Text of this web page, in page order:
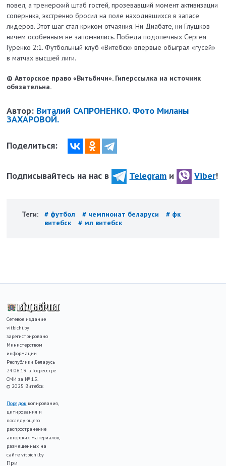
повел, а тренерский штаб гостей, прозевавший момент активизации
соперника, экстренно бросил на поле находившихся в запасе
лидеров. Этот шаг стал криком отчаяния. Ни Диабате, ни Глушков
ничем особенным не запомнились. Победа подопечных Сергея
Гуренко 2:1. Футбольный клуб «Витебск» впервые обыграл «гусей»
в матчах высшей лиги.
© Авторское право «Витьбичи». Гиперссылка на источник
обязательна.
Автор: Виталий САПРОНЕНКО. Фото Миланы
ЗАХАРОВОЙ.
Поделиться:
Подписывайтесь на нас в Telegram и Viber!
Теги: # футбол # чемпионат беларуси
# фк
витебск
# мл витебск
Сетевое издание
vitbichi.by
зарегистрировано
Министерством
информации
Республики Беларусь
24.06.19 в Госреестре
СМИ за № 15.
© 2025 Витебск
Порядок копирования,
цитирования и
последующего
распространение
авторских материалов,
размещенных на
сайте vitbichi.by
При